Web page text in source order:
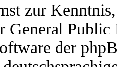
zur
General
der